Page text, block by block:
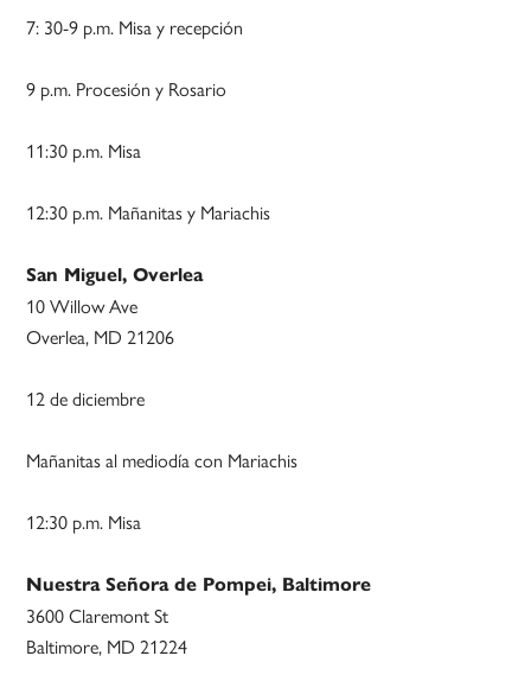
7: 30-9 p.m. Misa y recepción
9 p.m. Procesión y Rosario
11:30 p.m. Misa
12:30 p.m. Mañanitas y Mariachis
San Miguel, Overlea
10 Willow Ave
Overlea, MD 21206
12 de diciembre
Mañanitas al mediodía con Mariachis
12:30 p.m. Misa
Nuestra Señora de Pompei, Baltimore
3600 Claremont St
Baltimore, MD 21224